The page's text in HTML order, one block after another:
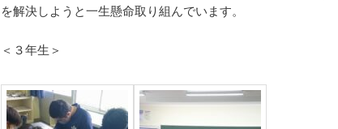
を解決しようと一生懸命取り組んでいます。
＜３年生＞